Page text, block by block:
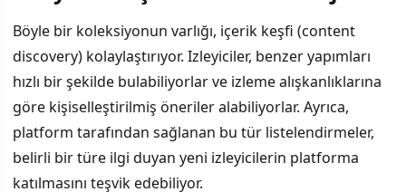
Böyle bir koleksiyonun varlığı, içerik keşfi (content
discovery) kolaylaştırıyor. Izleyiciler, benzer yapımları
hızlı bir şekilde bulabiliyorlar ve izleme alışkanlıklarına
göre kişiselleştirilmiş öneriler alabiliyorlar. Ayrıca,
platform tarafından sağlanan bu tür listelendirmeler,
belirli bir türe ilgi duyan yeni izleyicilerin platforma
katılmasını teşvik edebiliyor.